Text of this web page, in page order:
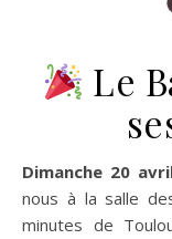
Le
Dimanche 20
nous à la salle
minutes de